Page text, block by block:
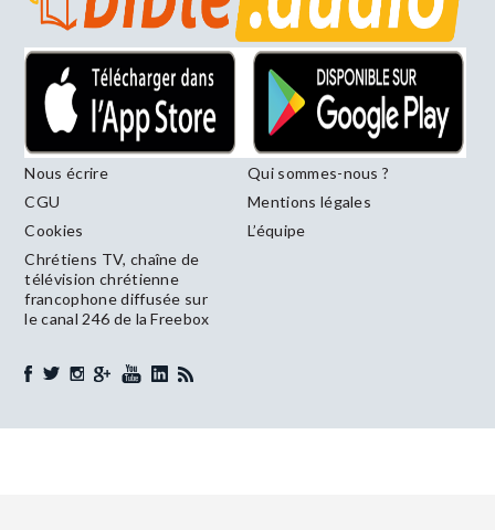
Nous écrire
Qui sommes-nous ?
CGU
Mentions légales
Cookies
L’équipe
Chrétiens TV, chaîne de
télévision chrétienne
francophone diffusée sur
le canal 246 de la Freebox